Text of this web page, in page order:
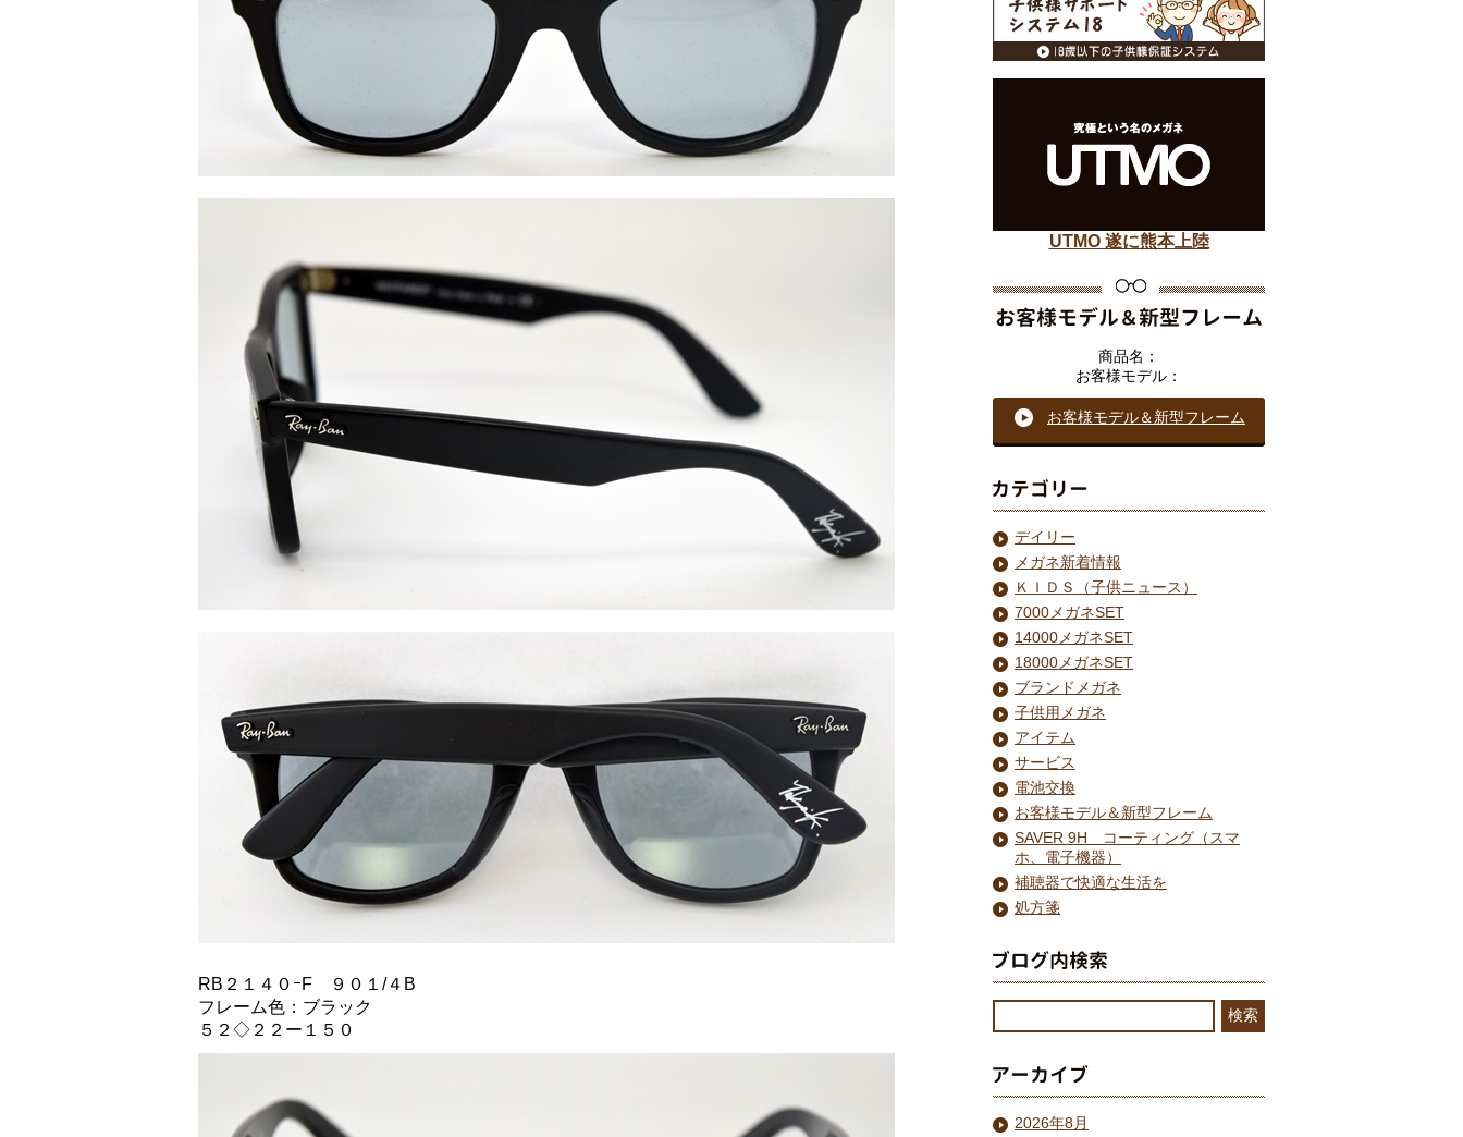
RB２１４０ｰF ９０１/４B
フレーム色：ブラック
５２◇２２ー１５０
UTMO 遂に熊本上陸
商品名：
お客様モデル：
お客様モデル＆ 新型フレーム
デイリー
メガネ新着情報
ＫＩＤＳ（子供ニュース）
7000メガネSET
14000メガネSET
18000メガネSET
ブランドメガネ
子供用メガネ
アイテム
サービス
電池交換
お客様モデル＆新型フレーム
SAVER 9H コーティング（スマ
ホ、電子機器）
補聴器で快適な生活を
処方箋
2026年8月